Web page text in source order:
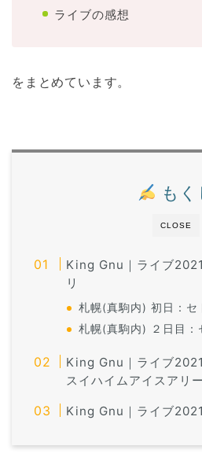
ライブの感想
をまとめています。
CLOSE
もく
King Gnu｜ライブ
リ
札幌(真駒内) 初日：セ
札幌(真駒内) ２日目：
King Gnu｜ライブ
スイハイムアイスアリ
King Gnu｜ライブ